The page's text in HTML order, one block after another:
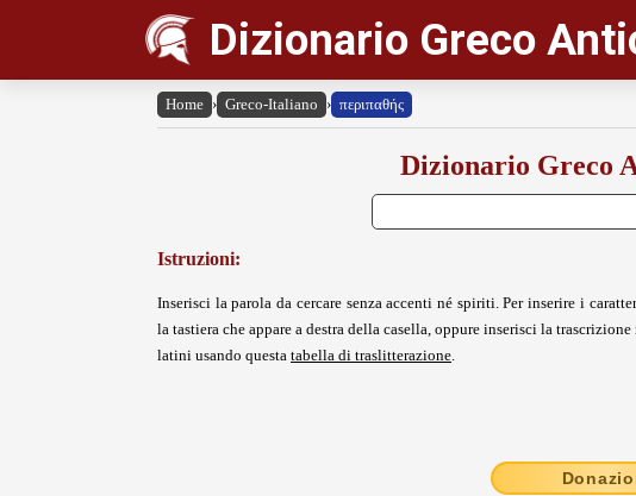
Dizionario Greco
Home › Greco-Italiano › περιπαθής
Dizionario Greco
Istruzioni:
Inserisci la parola da cercare senza accenti né spiriti. Per inserire i
la tastiera che appare a destra della casella, oppure inserisci la
latini usando questa tabella di traslitterazione.